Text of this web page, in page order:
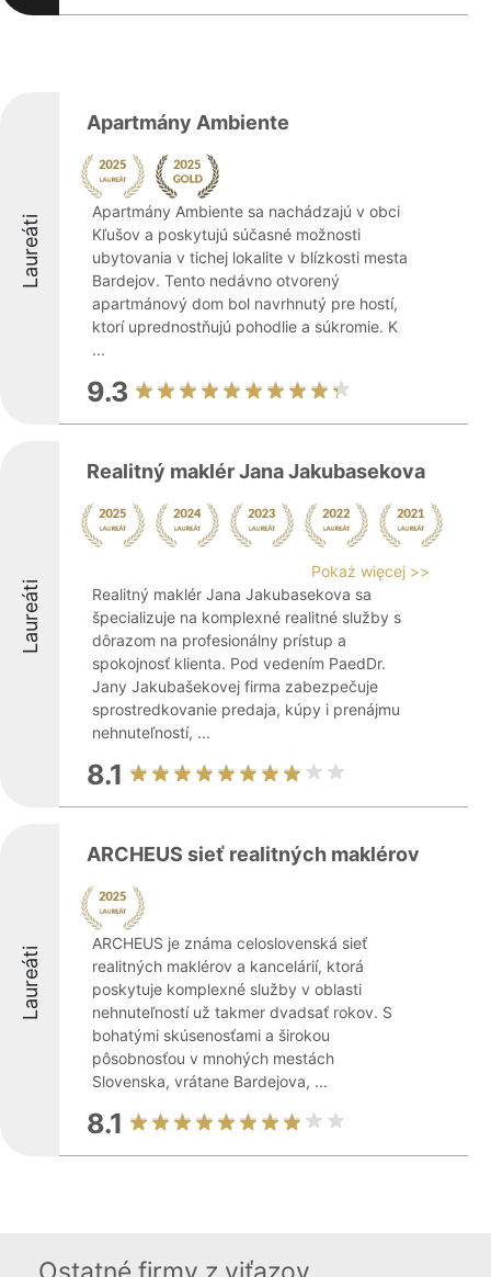
Laureáti
Apartmány Ambiente
Apartmány Ambiente sa nachádzajú v obci
Kľušov a poskytujú súčasné možnosti
ubytovania v tichej lokalite v blízkosti mesta
Bardejov. Tento nedávno otvorený
apartmánový dom bol navrhnutý pre hostí,
ktorí uprednostňujú pohodlie a súkromie. K
...
9.3
Laureáti
Realitný maklér Jana Jakubasekova
Pokaż więcej >>
Realitný maklér Jana Jakubasekova sa
špecializuje na komplexné realitné služby s
dôrazom na profesionálny prístup a
spokojnosť klienta. Pod vedením PaedDr.
Jany Jakubašekovej firma zabezpečuje
sprostredkovanie predaja, kúpy i prenájmu
nehnuteľností, ...
8.1
Laureáti
ARCHEUS sieť realitných maklérov
ARCHEUS je známa celoslovenská sieť
realitných maklérov a kancelárií, ktorá
poskytuje komplexné služby v oblasti
nehnuteľností už takmer dvadsať rokov. S
bohatými skúsenosťami a širokou
pôsobnosťou v mnohých mestách
Slovenska, vrátane Bardejova, ...
8.1